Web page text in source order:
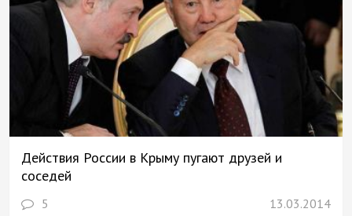
Действия России в Крыму пугают друзей и
соседей
5 13.03.2014